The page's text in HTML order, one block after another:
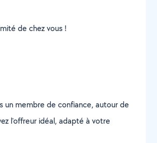
de chez vous !
un membre de confiance, autour de
l'offreur idéal, adapté à votre